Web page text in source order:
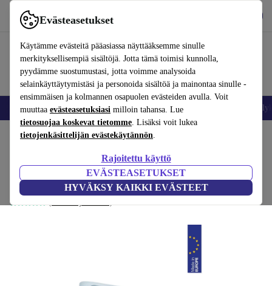
Evästeasetukset
Käytämme evästeitä pääasiassa näyttääksemme sinulle
merkityksellisempiä sisältöjä. Jotta tämä toimisi kunnolla,
pyydämme suostumustasi, jotta voimme analysoida
selainkäyttäytymistäsi ja personoida sisältöä ja mainontaa sinulle -
ensimmäisen ja kolmannen osapuolen evästeiden avulla. Voit
muuttaa evästeasetuksiasi milloin tahansa. Lue
tietosuojaa koskevat tietomme. Lisäksi voit lukea
tietojenkäsittelijän evästekäytännön.
Rajoitettu käyttö
EVÄSTEASETUKSET
HYVÄKSY KAIKKI EVÄSTEET
Käytä refurbed-palvelua nopeasti ja helposti
Matkapuhelimet ja älypuhelimet Kannettavat tietokoneet
Koti Vauvat ja lapset Potat ja pesut
Badabulle Badewanne
sininen 35,80 €
50,32 €